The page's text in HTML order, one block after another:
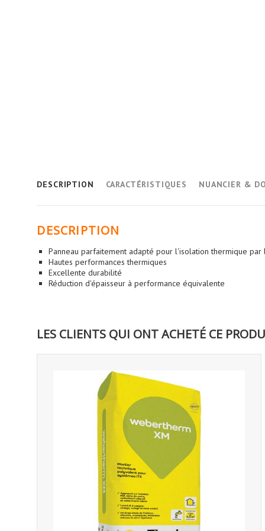
DESCRIPTION CARACTÉRISTIQUES NUANCIER &
DESCRIPTION
Panneau parfaitement adapté pour l'isolation thermique
Hautes performances thermiques
Excellente durabilité
Réduction d'épaisseur à performance équivalente
LES CLIENTS QUI ONT ACHETÉ CE